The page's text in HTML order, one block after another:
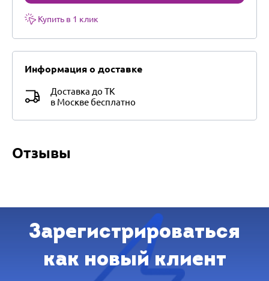
Купить в 1 клик
Информация о доставке
Доставка до ТК
в Москве бесплатно
Отзывы
Зарегистрироваться
как новый клиент